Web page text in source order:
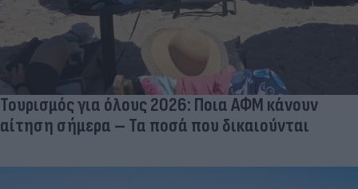
Τουρισμός για όλους 2026: Ποια ΑΦΜ κάνουν
αίτηση σήμερα – Τα ποσά που δικαιούνται